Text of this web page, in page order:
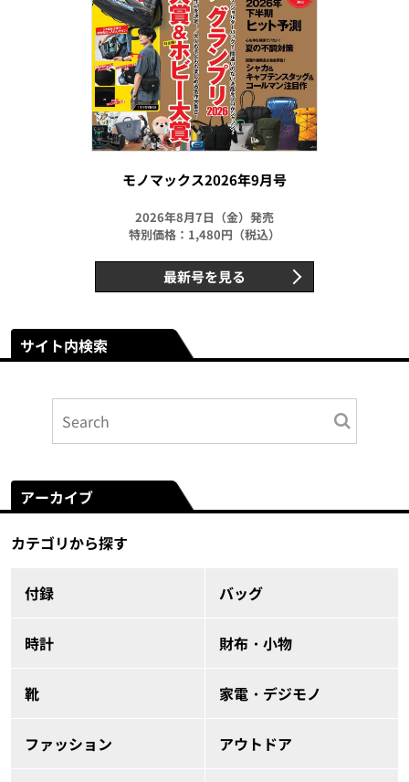
モノマックス2026年9月号
2026年8月7日（金）発売
特別価格：1,480円（税込）
最新号を見る
サイト内検索
アーカイブ
カテゴリから探す
付録 バッグ
時計 財布・小物
靴 家電・デジモノ
ファッション アウトドア